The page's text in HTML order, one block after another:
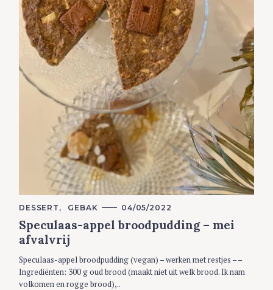
C
T
E
G
R
I
E
DESSERT GEBAK 04/05/2022
Speculaas-appel broodpudding – mei
afvalvrij
Speculaas-appel broodpudding (vegan) – werken met restjes – –
Ingrediënten: 300 g oud brood (maakt niet uit welk brood. Ik nam
volkomen en rogge brood),..